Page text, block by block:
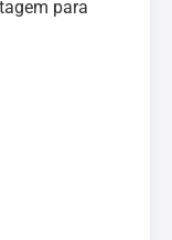
para